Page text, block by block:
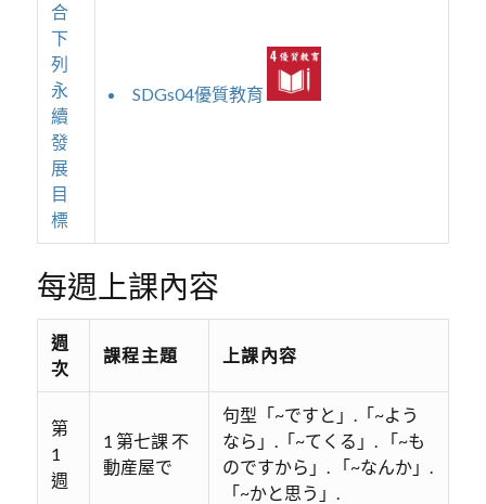
合
下
列
永
續
發
展
目
標
SDGs04優質教育
每週上課內容
週
次
課程主題 上課內容
第
1
週
1 第七課 不
動産屋で
句型「~ですと」.「~よう
なら」.「~てくる」. 「~も
のですから」. 「~なんか」.
「~かと思う」.